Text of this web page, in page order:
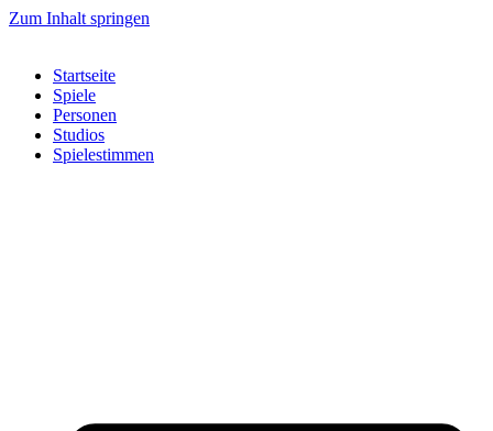
Zum Inhalt springen
Startseite
Spiele
Personen
Studios
Spielestimmen